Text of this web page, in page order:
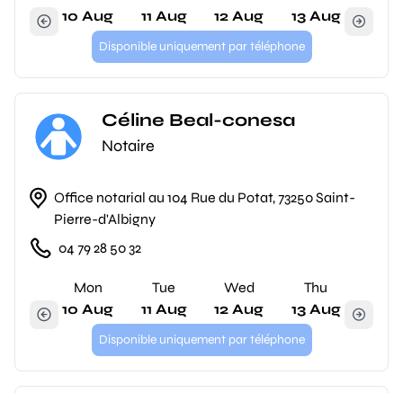
10 Aug
11 Aug
12 Aug
13 Aug
Disponible uniquement par téléphone
Céline Beal-conesa
Notaire
Office notarial au 104 Rue du Potat, 73250 Saint-
Pierre-d'Albigny
04 79 28 50 32
Mon
10 Aug
Tue
11 Aug
Wed
12 Aug
Thu
13 Aug
Disponible uniquement par téléphone